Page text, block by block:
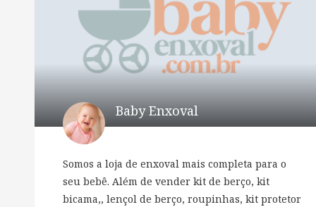
Baby Enxoval
Somos a loja de enxoval mais completa para o
seu bebê. Além de vender kit de berço, kit
bicama,, lençol de berço, roupinhas, kit protetor